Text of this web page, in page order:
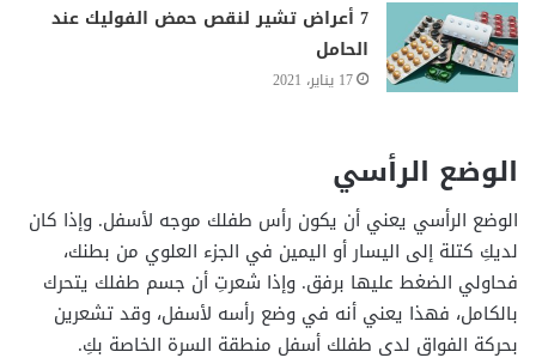
7 أعراض تشير لنقص حمض الفوليك عند
الحامل
17 يناير، 2021
الوضع الرأسي
الوضع الرأسي يعني أن يكون رأس طفلك موجه لأسفل. وإذا كان
لديكِ كتلة إلى اليسار أو اليمين في الجزء العلوي من بطنك،
فحاولي الضغط عليها برفق. وإذا شعرتِ أن جسم طفلك يتحرك
بالكامل، فهذا يعني أنه في وضع رأسه لأسفل، وقد تشعرين
بحركة الفواق لدى طفلك أسفل منطقة السرة الخاصة بكِ.